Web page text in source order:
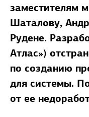
заместителям
Шаталову,
Рудене.
Атлас»)
по созданию
для системы.
от ее